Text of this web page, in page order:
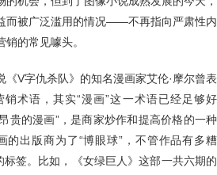
而被广泛滥用的情况——不再指向严肃性内
的常见噱头。
V字仇杀队》的知名漫画家艾伦·摩尔曾表
术语，其实“漫画”这一术语已经足够好
贵的漫画”，是商家炒作和提高价格的一种
的出版商为了“博眼球”，不管作品有多糟
标签。比如，《女绿巨人》这部一共六期的